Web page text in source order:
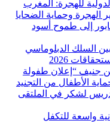
للهجرة: المغرب
الهجرة وحماية الضحايا
إلى طموح أسود
السلك الدبلوماسي
2026
جنيف “إعلان طفولة
الأطفال من التجنيد
لشكر في الملتقى
واسعة للتكفل